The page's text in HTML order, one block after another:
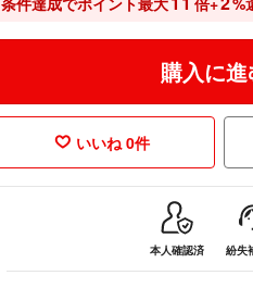
購入に
いいね 0件
本人確認済 紛失